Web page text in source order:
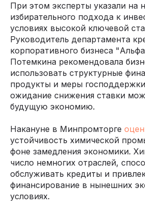
При этом эксперты указали на
избирательного подхода к
условиях высокой ключевой
Руководитель департамента
корпоративного бизнеса
Потемкина рекомендовала
использовать структурные
продукты и меры
ожидание снижения ставки
будущую экономию.
Накануне в Минпромторге
устойчивость химической
фоне замедления экономики.
число немногих отраслей,
обслуживать кредиты и
финансирование в нынешних
условиях.